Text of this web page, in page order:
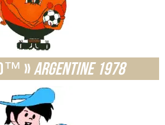
» Argentine 1978